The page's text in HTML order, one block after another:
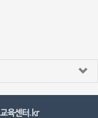
육센터.kr